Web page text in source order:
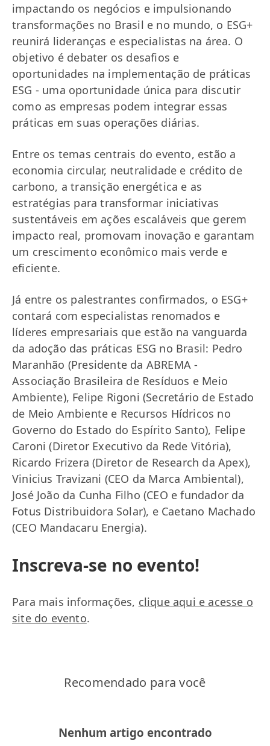
impactando os negócios e impulsionando
transformações no Brasil e no mundo, o ESG+
reunirá lideranças e especialistas na área. O
objetivo é debater os desafios e
oportunidades na implementação de práticas
ESG - uma oportunidade única para discutir
como as empresas podem integrar essas
práticas em suas operações diárias.
Entre os temas centrais do evento, estão a
economia circular, neutralidade e crédito de
carbono, a transição energética e as
estratégias para transformar iniciativas
sustentáveis em ações escaláveis que gerem
impacto real, promovam inovação e garantam
um crescimento econômico mais verde e
eficiente.
Já entre os palestrantes confirmados, o ESG+
contará com especialistas renomados e
líderes empresariais que estão na vanguarda
da adoção das práticas ESG no Brasil: Pedro
Maranhão (Presidente da ABREMA -
Associação Brasileira de Resíduos e Meio
Ambiente), Felipe Rigoni (Secretário de Estado
de Meio Ambiente e Recursos Hídricos no
Governo do Estado do Espírito Santo), Felipe
Caroni (Diretor Executivo da Rede Vitória),
Ricardo Frizera (Diretor de Research da Apex),
Vinicius Travizani (CEO da Marca Ambiental),
José João da Cunha Filho (CEO e fundador da
Fotus Distribuidora Solar), e Caetano Machado
(CEO Mandacaru Energia).
Inscreva-se no evento!
Para mais informações, clique aqui e acesse o
site do evento.
Recomendado para você
Nenhum artigo encontrado